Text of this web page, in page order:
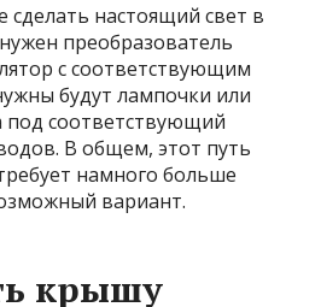
сделать настоящий свет в
преобразователь
с соответствующим
будут лампочки или
под соответствующий
В общем, этот путь
намного больше
вариант.
крышу